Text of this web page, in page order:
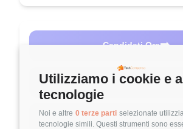
Utilizziamo i cookie e
tecnologie
Noi e altre 0 terze parti selezionate
tecnologie simili. Questi strumenti sono
CI/CD
📊 Esperienza richiesta
💰 RAL
(con flessibilità per il
benefit
Candidati Ora➡️
Guida per questa
Condividi🔗